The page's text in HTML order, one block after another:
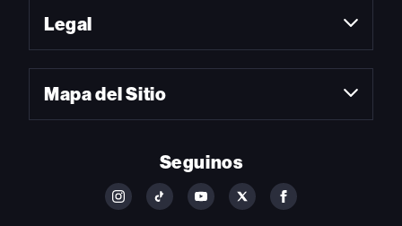
Legal
Mapa del Sitio
Seguinos
FOLLOWFOLLOWFOLLOWFOLLOWFOLLOW